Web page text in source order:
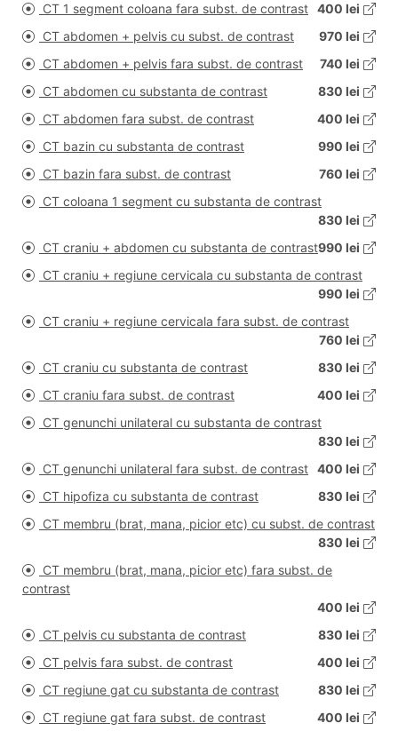
CT 1 segment coloana fara subst. de contrast 400 lei
CT abdomen + pelvis cu subst. de contrast
970 lei
CT abdomen + pelvis fara subst. de contrast
740 lei
CT abdomen cu substanta de contrast
830 lei
CT abdomen fara subst. de contrast
400 lei
CT bazin cu substanta de contrast
990 lei
CT bazin fara subst. de contrast
760 lei
CT coloana 1 segment cu substanta de contrast
830 lei
CT craniu + abdomen cu substanta de contrast990 lei
CT craniu + regiune cervicala cu substanta de contrast
990 lei
CT craniu + regiune cervicala fara subst. de contrast
760 lei
CT craniu cu substanta de contrast
830 lei
CT craniu fara subst. de contrast
400 lei
CT genunchi unilateral cu substanta de contrast
830 lei
CT genunchi unilateral fara subst. de contrast 400 lei
CT hipofiza cu substanta de contrast
830 lei
CT membru (brat, mana, picior etc) cu subst. de contrast
830 lei
CT membru (brat, mana, picior etc) fara subst. de
contrast
400 lei
CT pelvis cu substanta de contrast
830 lei
CT pelvis fara subst. de contrast
400 lei
CT regiune gat cu substanta de contrast
830 lei
CT regiune gat fara subst. de contrast
400 lei